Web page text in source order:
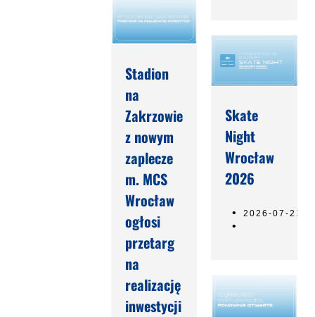
Stadion
na
Zakrzowie
z nowym
zaplecze
m. MCS
Wrocław
ogłosi
przetarg
na
realizację
inwestycji
Skate
Night
Wrocław
2026
2026-07-21